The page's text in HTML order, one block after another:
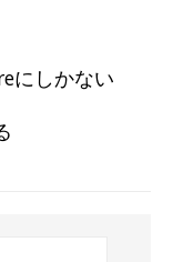
にしかない